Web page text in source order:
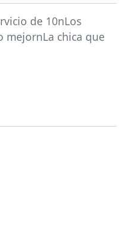
de 10nLos
mejornLa chica que